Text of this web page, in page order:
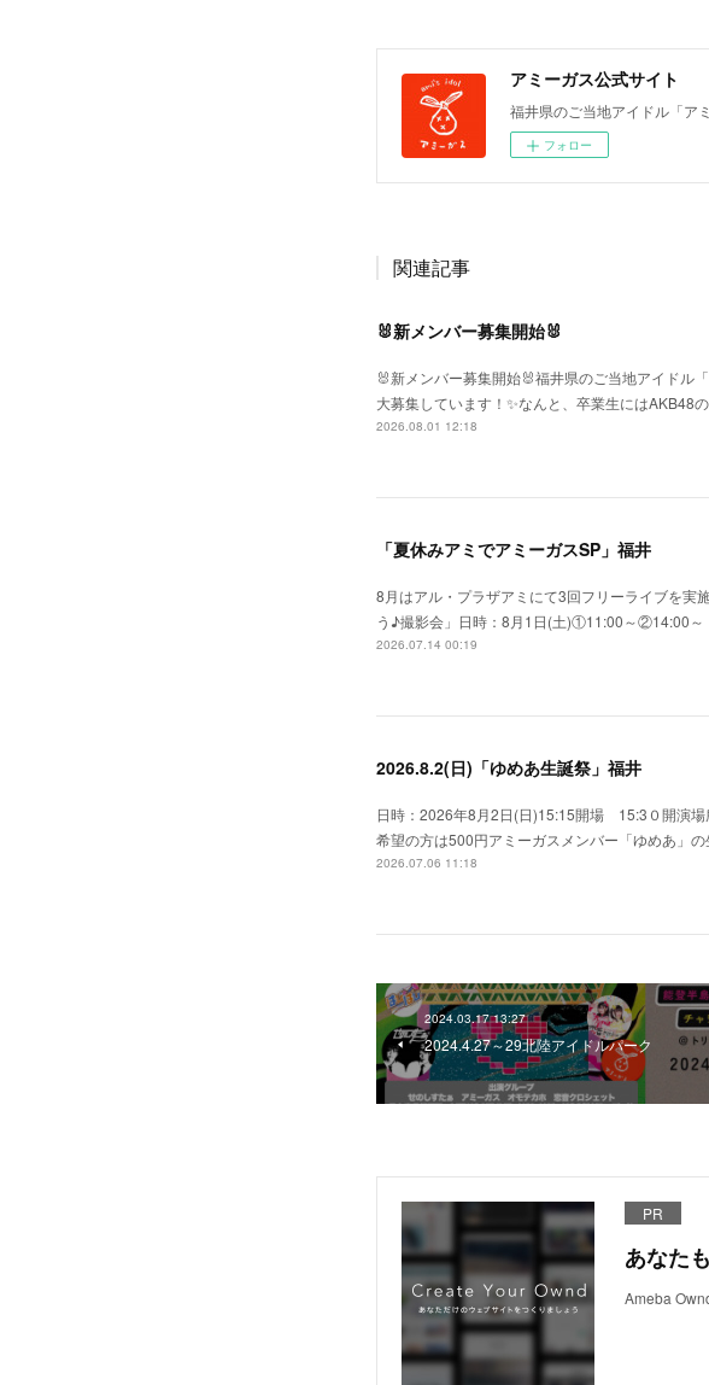
アミーガス公式サイト
福井県のご当地アイドル「ア
フォロー
関連記事
🐰新メンバー募集開始🐰
🐰新メンバー募集開始🐰福井県のご当地アイドル
大募集しています！✨なんと、卒業生には
2026.08.01 12:18
「夏休みアミでアミーガスSP」福井
8月はアル・プラザアミにて3回フリーライブを
う♪撮影会」日時：8月1日(土)①11:00～
2026.07.14 00:19
2026.8.2(日)「ゆめあ生誕祭」福井
日時：2026年8月2日(日)15:15開場 15:3０開演
希望の方は500円アミーガスメンバー「ゆめあ」
2026.07.06 11:18
2024.03.17 13:27
2024.4.27～29北陸アイドルパーク
PR
あなた
Ameba